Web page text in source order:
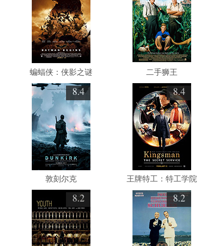
蝙蝠侠：侠影之谜 二手狮王
8.4
敦刻尔克
8.4
王牌特工：特工学院
8.2 8.2